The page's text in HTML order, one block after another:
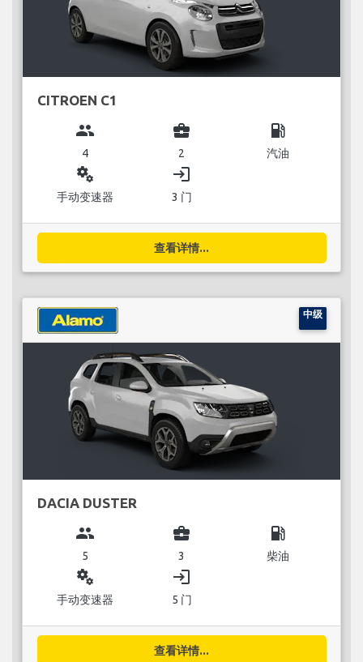
CITROEN C1
group
4
business_center
2
local_gas_station
汽油
miscellaneous_services
手动变速器
login
3 门
查看详情...
中级
DACIA DUSTER
group
5
business_center
3
local_gas_station
柴油
miscellaneous_services
手动变速器
login
5 门
查看详情...